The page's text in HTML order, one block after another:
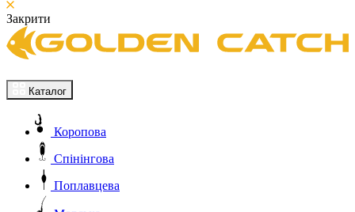
Закрити
Каталог
Коропова
Спінінгова
Поплавцева